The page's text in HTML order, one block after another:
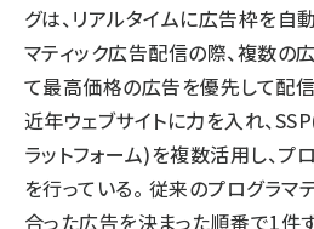
グは、リアルタイムに広告枠を自
マティック広告配信の際、複数
て最高価格の広告を優先して配
近年ウェブサイトに力を入れ、
ラットフォーム)を複数活用し、プ
を行っている。 従来のプログラマ
合った広告を決まった順番で1件